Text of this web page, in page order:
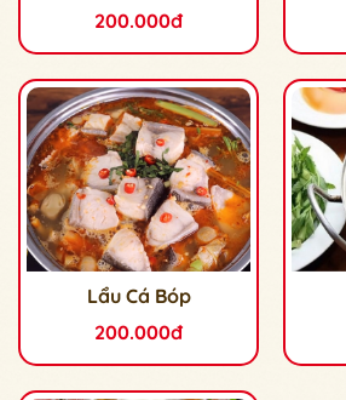
200.000đ
Lẩu Cá Bóp
200.000đ